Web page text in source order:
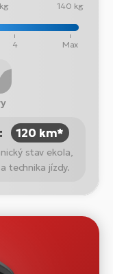
140 kg
4 Max
120 km*
stav ekola,
technika jízdy.